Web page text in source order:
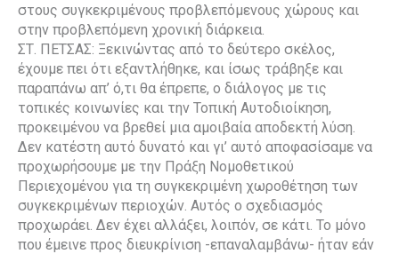
στους συγκεκριμένους προβλεπόμενους χώρους και
στην προβλεπόμενη χρονική διάρκεια.
ΣΤ. ΠΕΤΣΑΣ: Ξεκινώντας από το δεύτερο σκέλος,
έχουμε πει ότι εξαντλήθηκε, και ίσως τράβηξε και
παραπάνω απ’ ό,τι θα έπρεπε, ο διάλογος με τις
τοπικές κοινωνίες και την Τοπική Αυτοδιοίκηση,
προκειμένου να βρεθεί μια αμοιβαία αποδεκτή λύση.
Δεν κατέστη αυτό δυνατό και γι’ αυτό αποφασίσαμε να
προχωρήσουμε με την Πράξη Νομοθετικού
Περιεχομένου για τη συγκεκριμένη χωροθέτηση των
συγκεκριμένων περιοχών. Αυτός ο σχεδιασμός
προχωράει. Δεν έχει αλλάξει, λοιπόν, σε κάτι. Το μόνο
που έμεινε προς διευκρίνιση -επαναλαμβάνω- ήταν εάν